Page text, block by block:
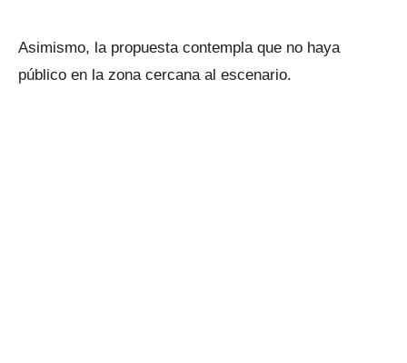
Asimismo, la propuesta contempla que no haya
público en la zona cercana al escenario.